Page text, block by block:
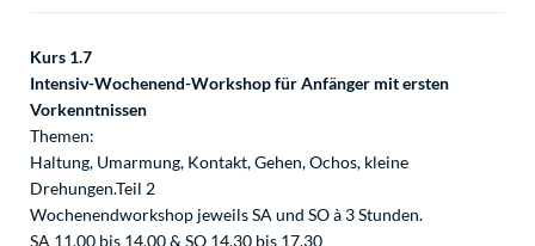
Kurs 1.7
Intensiv-Wochenend-Workshop für Anfänger mit ersten
Vorkenntnissen
Themen:
Haltung, Umarmung, Kontakt, Gehen, Ochos, kleine
Drehungen.Teil 2
Wochenendworkshop jeweils SA und SO à 3 Stunden.
SA 11.00 bis 14.00 & SO 14.30 bis 17.30